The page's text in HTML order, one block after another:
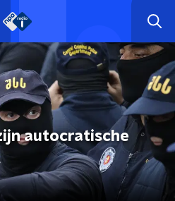
autocratische